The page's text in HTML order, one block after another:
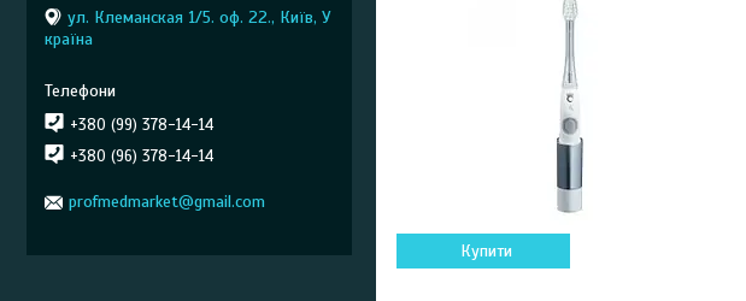
Купити
ул. Клеманская 1/5. оф. 22., Київ, У
країна
+380 (99) 378-14-14
+380 (96) 378-14-14
profmedmarket@gmail.com